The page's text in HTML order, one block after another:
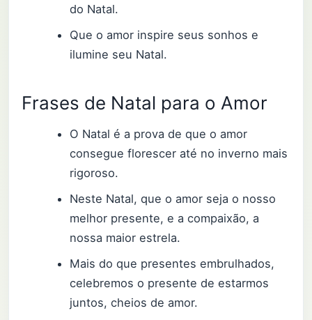
do Natal.
Que o amor inspire seus sonhos e
ilumine seu Natal.
Frases de Natal para o Amor
O Natal é a prova de que o amor
consegue florescer até no inverno mais
rigoroso.
Neste Natal, que o amor seja o nosso
melhor presente, e a compaixão, a
nossa maior estrela.
Mais do que presentes embrulhados,
celebremos o presente de estarmos
juntos, cheios de amor.